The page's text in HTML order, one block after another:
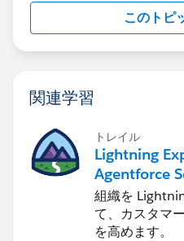
このトピ
関連学習
トレイル
Lightning
Agentforce
組織を
て、カスタマ
を高めます。